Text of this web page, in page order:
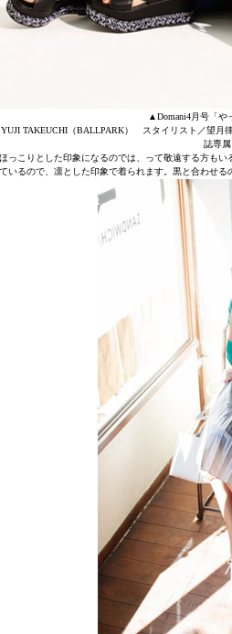
▲Domani4月号「や
TAKEUCHI（BALLPARK） スタイリスト／望
誌専
っこりとした印象になるのでは、って敬遠する方も
いるので、凛とした印象で着られます。黒と合わせ